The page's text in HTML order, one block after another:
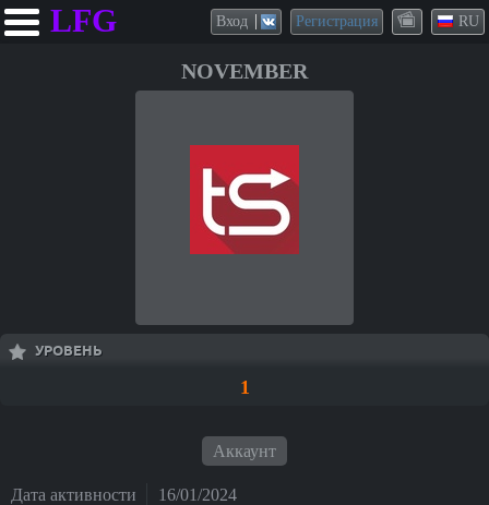
LFG Вход Регистрация RU
NOVEMBER
УРОВЕНЬ
1
Аккаунт
Дата активности
16/01/2024